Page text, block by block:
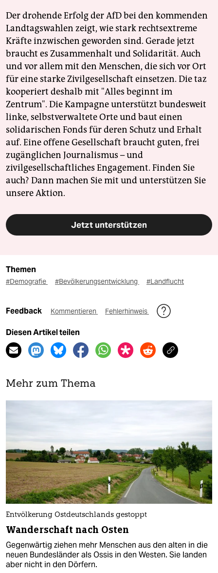
Der drohende Erfolg der AfD bei den kommenden
Landtagswahlen zeigt, wie stark rechtsextreme
Kräfte inzwischen geworden sind. Gerade jetzt
braucht es Zusammenhalt und Solidarität. Auch
und vor allem mit den Menschen, die sich vor Ort
für eine starke Zivilgesellschaft einsetzen. Die taz
kooperiert deshalb mit "Alles beginnt im
Zentrum". Die Kampagne unterstützt bundesweit
linke, selbstverwaltete Orte und baut einen
solidarischen Fonds für deren Schutz und Erhalt
auf. Eine offene Gesellschaft braucht guten, frei
zugänglichen Journalismus – und
zivilgesellschaftliches Engagement. Finden Sie
auch? Dann machen Sie mit und unterstützen Sie
unsere Aktion.
Jetzt unterstützen
Themen
#Demografie #Bevölkerungsentwicklung #Landflucht
Feedback Kommentieren Fehlerhinweis
Diesen Artikel teilen
Mehr zum Thema
Entvölkerung Ostdeutschlands gestoppt
Wanderschaft nach Osten
Gegenwärtig ziehen mehr Menschen aus den alten in die
neuen Bundesländer als Ossis in den Westen. Sie landen
aber nicht in den Dörfern.